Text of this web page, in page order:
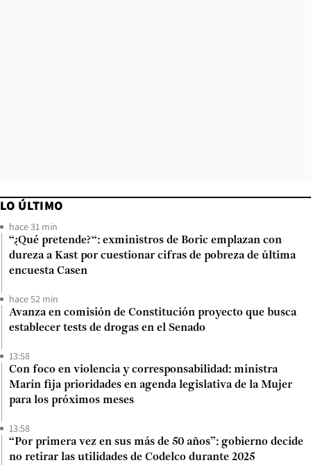
LO ÚLTIMO
hace 31 min
“¿Qué pretende?“: exministros de Boric emplazan con
dureza a Kast por cuestionar cifras de pobreza de última
encuesta Casen
hace 52 min
Avanza en comisión de Constitución proyecto que busca
establecer tests de drogas en el Senado
13:58
Con foco en violencia y corresponsabilidad: ministra
Marín fija prioridades en agenda legislativa de la Mujer
para los próximos meses
13:58
“Por primera vez en sus más de 50 años”: gobierno decide
no retirar las utilidades de Codelco durante 2025